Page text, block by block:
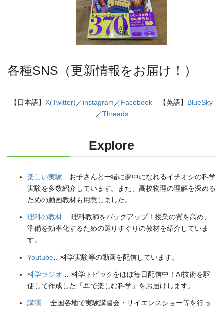
各種SNS（更新情報をお届け！）
【日本語】 X(Twitter) ／instagram ／Facebook 【英語】 BlueSky
／Threads
Explore
楽しい実験 …お子さんと一緒に夢中になれるイチオシの科学
実験を多数紹介しています。また、高校物理の理解を深める
ための動画教材も用意しました。
理科の教材… 理科教師をバックアップ！授業の質を高め、
準備を効率化するための選りすぐりの教材を紹介していま
す。
Youtube …科学実験等の動画を配信しています。
科学ラジオ …科学トピックをほぼ毎日配信中！AI技術を駆
使して作成した「耳で楽しむ科学」をお届けします。
講演 …全国各地で実験講習会・サイエンスショー等を行っ